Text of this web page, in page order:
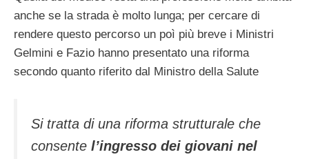
anche se la strada è molto lunga; per cercare di
rendere questo percorso un poì più breve i Ministri
Gelmini e Fazio hanno presentato una riforma
secondo quanto riferito dal Ministro della Salute
Si tratta di una riforma strutturale che
consente l’ingresso dei giovani nel